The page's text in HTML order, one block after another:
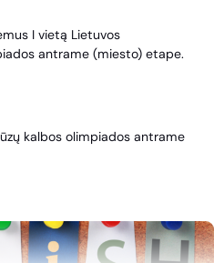
I vietą Lietuvos
antrame (miesto) etape.
kalbos olimpiados antrame